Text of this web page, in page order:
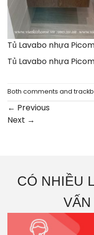
Tủ Lavabo nhựa
Tủ Lavabo nhựa
Both comments and
← Previous
Next →
CÓ NHIỀU